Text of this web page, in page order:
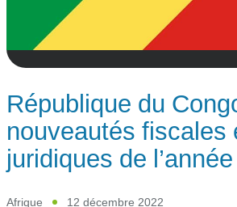
République du
nouveautés fiscales
juridiques de
Afrique
12 décembre 2022